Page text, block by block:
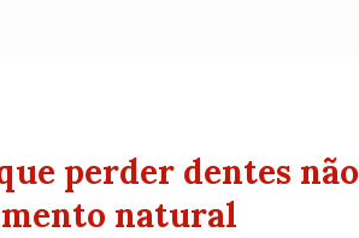
perder dentes não
natural